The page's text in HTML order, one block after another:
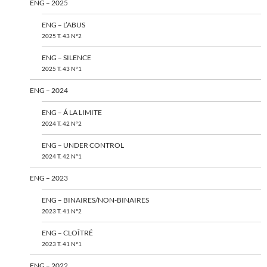
ENG – 2025
ENG – L’ABUS
2025 T. 43 N°2
ENG – SILENCE
2025 T. 43 N°1
ENG – 2024
ENG – Á LA LIMITE
2024 T. 42 N°2
ENG – UNDER CONTROL
2024 T. 42 N°1
ENG – 2023
ENG – BINAIRES/NON-BINAIRES
2023 T. 41 N°2
ENG – CLOÎTRÉ
2023 T. 41 N°1